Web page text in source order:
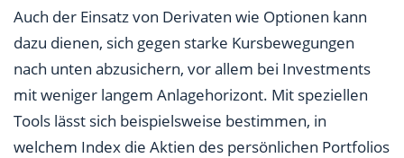
Auch der Einsatz von Derivaten wie Optionen kann
dazu dienen, sich gegen starke Kursbewegungen
nach unten abzusichern, vor allem bei Investments
mit weniger langem Anlagehorizont. Mit speziellen
Tools lässt sich beispielsweise bestimmen, in
welchem Index die Aktien des persönlichen Portfolios